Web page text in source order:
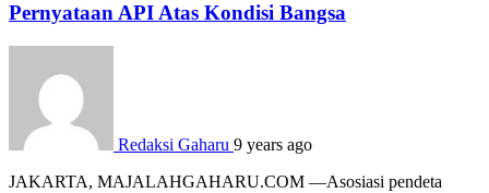
Pernyataan API Atas Kondisi Bangsa
Redaksi Gaharu 9 years ago
JAKARTA, MAJALAHGAHARU.COM —Asosiasi pendeta